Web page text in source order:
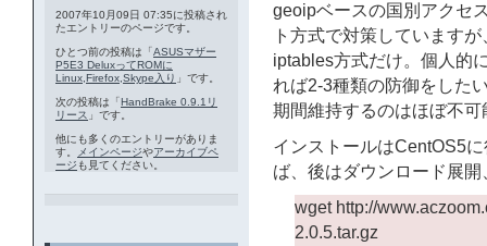
geoipベースの国別アクセ
ト方式で対策しています
iptables方式だけ。個人的
れば2-3種類の防御をした
期間維持するのはほぼ不
インストールはCentOS5
ば、後はダウンロード展
wget http://
2.0.5.tar.gz
2007年10月09日 07:35に投稿され
たエントリーのページです。
ひとつ前の投稿は「ASUSマザー
P5E3 DeluxってROMに
Linux,Firefox,Skype入り 」です。
次の投稿は「HandBrake 0.9.1リ
リース 」です。
他にも多くのエントリーがありま
す。
メインページやアーカイブペ
ージ も見てください。